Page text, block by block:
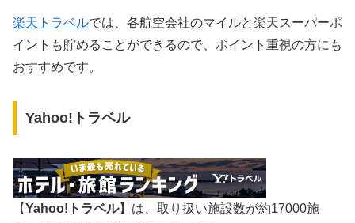
楽天トラベルでは、各航空会社のマイルと楽天スーパーポ
イントも貯めることができるので、ポイント重視の方にも
おすすめです。
Yahoo!トラベル
【Yahoo!トラベル】は、取り扱い施設数が約17000施